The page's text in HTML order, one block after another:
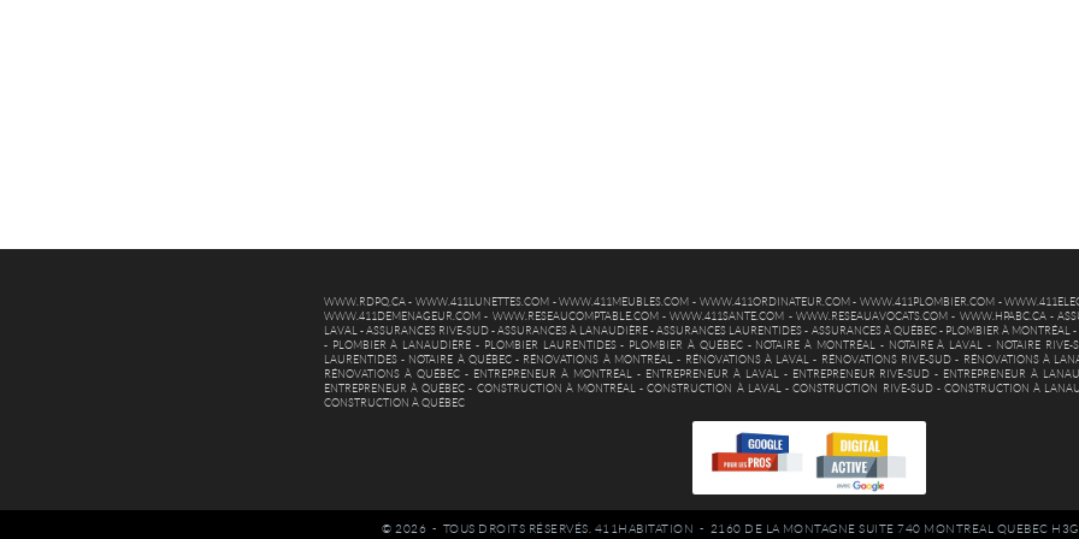
WWW.RDPQ.CA-WWW.411LUNETTES.COM -WWW.411MEUBLES.COM - WWW.411ORDINATEUR.COM - WWW.411PLOMBIER.COM -
WWW.411DEMENAGEUR.COM - WWW.RESEAUCOMPTABLE.COM -WWW.411SANTE.COM - WWW.RESEAUAVOCATS.COM - WWW.HPABC.CA-
LAVAL
- ASSURANCES RIVE-SUD-ASSURANCES À LANAUDIÈRE -ASSURANCES LAURENTIDES - ASSURANCES À QUÉBEC- PLOMBIER À MONTRÉAL
-
- PLOMBIER À LANAUDIÈRE - PLOMBIER LAURENTIDES- PLOMBIER À QUÉBEC- NOTAIRE À MONTRÉAL - NOTAIRE À LAVAL - NOTAIRE RIVE-
LAURENTIDES- NOTAIRE À QUÉBEC- RÉNOVATIONS À MONTRÉAL - RÉNOVATIONS À LAVAL - RÉNOVATIONS RIVE-SUD - RÉNOVATIONS À
RÉNOVATIONS À QUÉBEC- ENTREPRENEUR À MONTRÉAL - ENTREPRENEUR À LAVAL - ENTREPRENEUR RIVE-SUD - ENTREPRENEUR À
ENTREPRENEUR À QUÉBEC - CONSTRUCTION À MONTRÉAL -CONSTRUCTION À LAVAL -CONSTRUCTION RIVE-SUD- CONSTRUCTION À
CONSTRUCTION À QUÉBEC
© 2026 - TOUS DROITS RÉSERVÉS. 411HABITATION - 2160 DE LA MONTAGNE SUITE 740 MONTREAL QUEBEC